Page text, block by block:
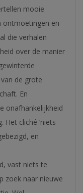
mooie
ontmoetingen en
die verhalen
over de manier
de grote
En
onafhankelijkheid
Het cliché ‘niets
en
vast niets te
zoek naar nieuwe